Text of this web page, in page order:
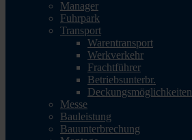
Manager
Fuhrpark
Transport
Warentransport
Werkverkehr
Frachtführer
Betriebsunterbr.
Deckungsmöglichkeiten
Messe
Bauleistung
Bauunterbrechung